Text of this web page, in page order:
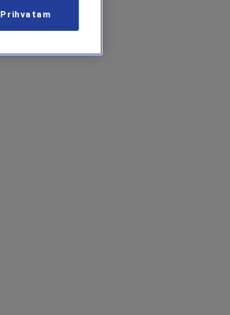
Prihvatam